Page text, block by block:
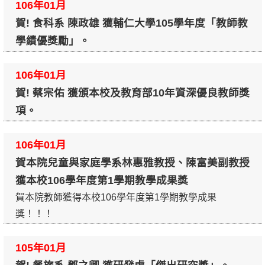
106年01月
賀! 食科系 陳政雄 獲輔仁大學105學年度「教師教
學績優獎勵」。
106年01月
賀! 蔡宗佑 獲頒本校及教育部10年資深優良教師獎
項。
106年01月
賀本院兒童與家庭學系林惠雅教授、陳富美副教授
獲本校106學年度第1學期教學成果獎
賀本院教師獲得本校106學年度第1學期教學成果
獎！！！
105年01月